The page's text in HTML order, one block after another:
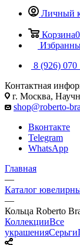
Личный
Корзина0
8 (926) 070
Контактная
г. Москва,
shop@roberto-
Вконтакте
Telegram
WhatsApp
Главная
—
Каталог
—
Кольца Roberto
КоллекцииВсе
украшенияСерьги